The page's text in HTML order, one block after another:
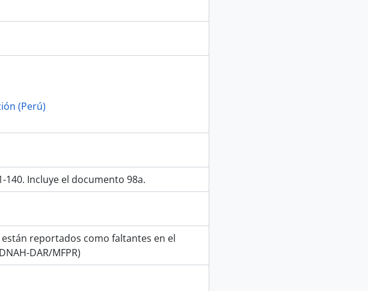
de gastos
de pruebas
de enfermedad
de pase
de pase
(Perú)
140. Incluye el documento 98a.
reportados como faltantes en el
DAR/MFPR)